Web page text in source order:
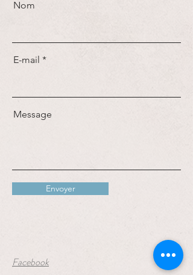
Nom
E-mail
Message
Envoyer
Facebook